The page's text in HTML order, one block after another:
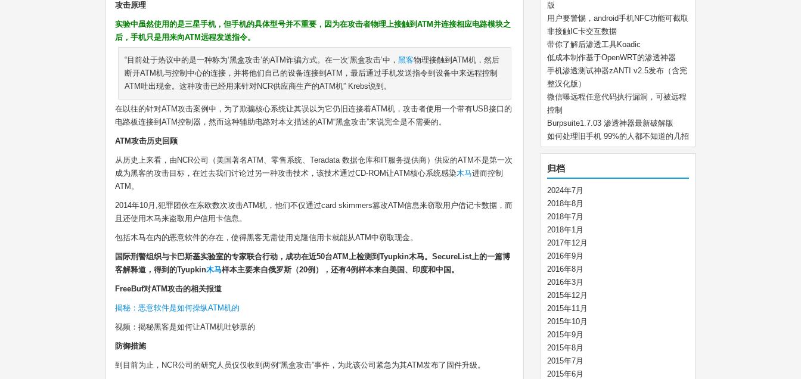
攻击原理
实验中虽然使用的是三星手机，但手机的具体型号并不重要，因为在攻击者物理上接触到ATM并连接相应电路模块之
后，手机只是用来向ATM远程发送指令。
“目前处于热议中的是一种称为‘黑盒攻击’的ATM诈骗方式。在一次‘黑盒攻击’中， 黑客物理接触到ATM机，然后
断开ATM机与控制中心的连接，并将他们自己的设备连接到ATM，最后通过手机发送指令到设备中来远程控制
ATM吐出现金。这种攻击已经用来针对NCR供应商生产的ATM机” Krebs说到。
在以往的针对ATM攻击案例中，为了欺骗核心系统让其误以为它仍旧连接着ATM机，攻击者使用一个带有USB接口的
电路板连接到ATM控制器，然而这种辅助电路对本文描述的ATM“黑盒攻击”来说完全是不需要的。
ATM攻击历史回顾
从历史上来看，由NCR公司（美国著名ATM、零售系统、Teradata 数据仓库和IT服务提供商）供应的ATM不是第一次
成为黑客的攻击目标，在过去我们讨论过另一种攻击技术，该技术通过CD-ROM让ATM核心系统感染木马进而控制
ATM。
2014年10月,犯罪团伙在东欧数次攻击ATM机，他们不仅通过card skimmers篡改ATM信息来窃取用户借记卡数据，而
且还使用木马来盗取用户信用卡信息。
包括木马在内的恶意软件的存在，使得黑客无需使用克隆信用卡就能从ATM中窃取现金。
国际刑警组织与卡巴斯基实验室的专家联合行动，成功在近50台ATM上检测到Tyupkin木马。SecureList上的一篇博
客解释道，得到的Tyupkin木马样本主要来自俄罗斯（20例），还有4例样本来自美国、印度和中国。
FreeBuf对ATM攻击的相关报道
揭秘：恶意软件是如何操纵ATM机的
视频：揭秘黑客是如何让ATM机吐钞票的
防御措施
到目前为止，NCR公司的研究人员仅仅收到两例“黑盒攻击”事件，为此该公司紧急为其ATM发布了固件升级。
版
用户要警惕，android手机NFC功能可截取
非接触IC卡交互数据
带你了解后渗透工具Koadic
低成本制作基于OpenWRT的渗透神器
手机渗透测试神器zANTI v2.5发布（含完
整汉化版）
微信曝远程任意代码执行漏洞，可被远程
控制
Burpsuite1.7.03 渗透神器最新破解版
如何处理旧手机 99%的人都不知道的几招
归档
2024年7月
2018年8月
2018年7月
2018年1月
2017年12月
2016年9月
2016年8月
2016年3月
2015年12月
2015年11月
2015年10月
2015年9月
2015年8月
2015年7月
2015年6月